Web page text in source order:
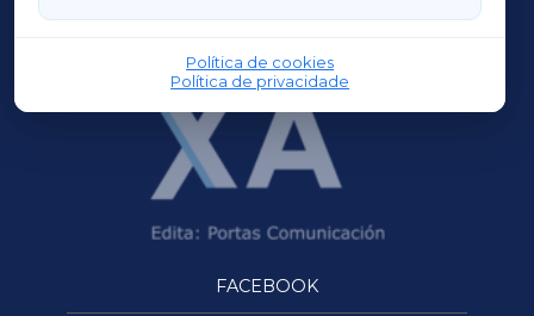
Política de cookies
Política de privacidade
OURENSEXA
FACEBOOK